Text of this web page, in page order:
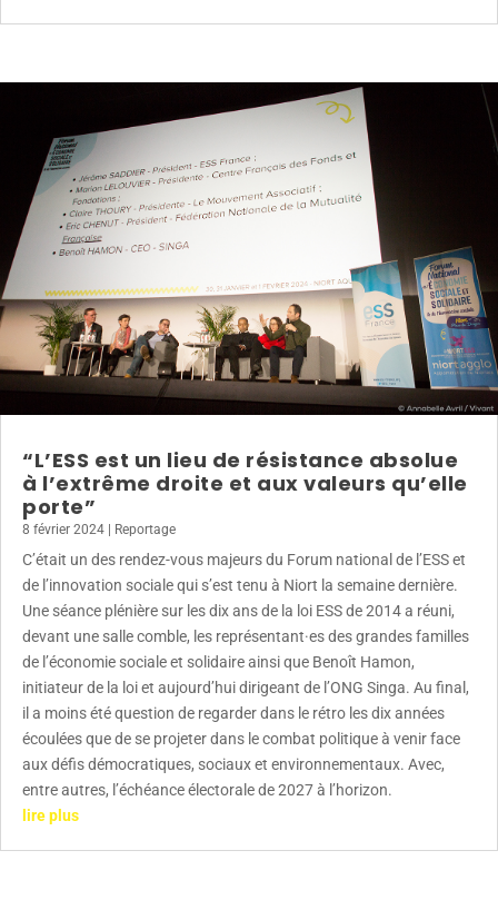
“L’ESS est un lieu de résistance absolue
à l’extrême droite et aux valeurs qu’elle
porte”
8 février 2024 | Reportage
C’était un des rendez-vous majeurs du Forum national de l’ESS et
de l’innovation sociale qui s’est tenu à Niort la semaine dernière.
Une séance plénière sur les dix ans de la loi ESS de 2014 a réuni,
devant une salle comble, les représentant·es des grandes familles
de l’économie sociale et solidaire ainsi que Benoît Hamon,
initiateur de la loi et aujourd’hui dirigeant de l’ONG Singa. Au final,
il a moins été question de regarder dans le rétro les dix années
écoulées que de se projeter dans le combat politique à venir face
aux défis démocratiques, sociaux et environnementaux. Avec,
entre autres, l’échéance électorale de 2027 à l’horizon.
lire plus